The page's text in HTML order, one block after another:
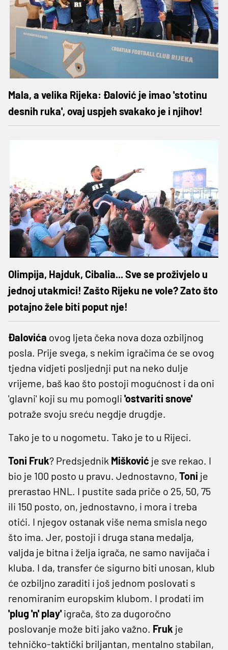
Mala, a velika Rijeka: Đalović je imao 'stotinu
desnih ruka', ovaj uspjeh svakako je i njihov!
Olimpija, Hajduk, Cibalia... Sve se proživjelo u
jednoj utakmici! Zašto Rijeku ne vole? Zato što
potajno žele biti poput nje!
Đalovića ovog ljeta čeka nova doza ozbiljnog
posla. Prije svega, s nekim igračima će se ovog
tjedna vidjeti posljednji put na neko dulje
vrijeme, baš kao što postoji mogućnost i da oni
'glavni' koji su mu pomogli 'ostvariti snove'
potraže svoju sreću negdje drugdje.
Tako je to u nogometu. Tako je to u Rijeci.
Toni Fruk? Predsjednik Mišković je sve rekao. I
bio je 100 posto u pravu. Jednostavno, Toni je
prerastao HNL. I pustite sada priče o 25, 50, 75
ili 150 posto, on, jednostavno, i mora i treba
otići. I njegov ostanak više nema smisla nego
što ima. Jer, postoji i druga stana medalja,
valjda je bitna i želja igrača, ne samo navijača i
kluba. I da, transfer će sigurno biti unosan, klub
će ozbiljno zaraditi i još jednom poslovati s
renomiranim europskim klubom. I prodati im
'plug 'n' play' igrača, što za dugoročno
poslovanje može biti jako važno. Fruk je
tehničko-taktički briljantan, mentalno stabilan,